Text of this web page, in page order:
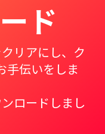
ド
リアにし、ク
手伝いをしま
ロードしまし